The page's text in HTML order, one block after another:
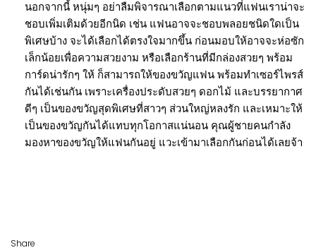
นอกจากนี้ หนุ่มๆ อย่าลืมพิจารณาเลือกตามแนวที่แฟนเราน่าจะ
ชอบเพิ่มเติมด้วยอีกนิด เช่น แฟนอาจจะชอบพลอยชนิดใดเป็น
พิเศษบ้าง จะได้เลือกได้ตรงใจมากขึ้น ก่อนมอบให้อาจจะห่อซัก
เล็กน้อยเพื่อความสวยงาม หรือเลือกร้านที่มีกล่องสวยๆ พร้อม
การ์ดน่ารักๆ ให้ ก็สามารถให้ของขวัญแฟน พร้อมทำเซอร์ไพรส์
กันได้เช่นกัน เพราะเครื่องประดับสวยๆ ดอกไม้ และบรรยากาศ
ดีๆ เป็นของขวัญสุดพิเศษที่สาวๆ ส่วนใหญ่หลงรัก และเหมาะให้
เป็นของขวัญกันได้แทบทุกโอกาสแน่นอน คุณผู้ชายคนกำลัง
มองหาของขวัญให้แฟนกันอยู่ แวะเข้ามาเลือกกันก่อนได้เลยจ้า
Share